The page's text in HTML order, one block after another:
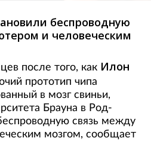
беспроводную
и человеческим
после того, как Илон
прототип чипа
в мозг свиньи,
Брауна в Род-
связь между
мозгом, сообщает